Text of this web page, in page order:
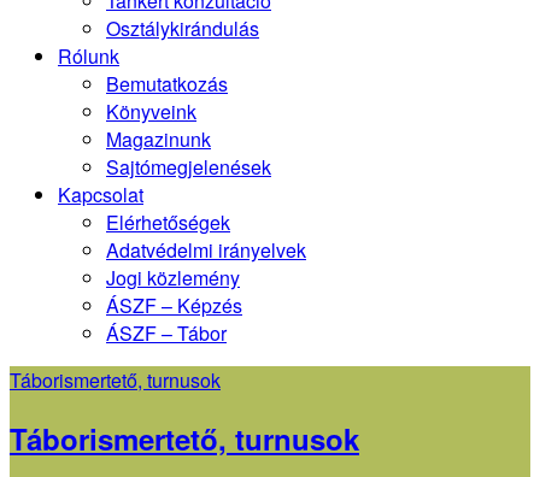
Osztálykirándulás
Rólunk
Bemutatkozás
Könyveink
Magazinunk
Sajtómegjelenések
Kapcsolat
Elérhetőségek
Adatvédelmi irányelvek
Jogi közlemény
ÁSZF – Képzés
ÁSZF – Tábor
Címke:
<span>július</span>
Táborismertető, turnusok
Táborismertető, turnusok